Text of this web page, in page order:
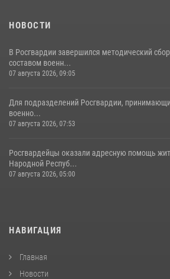
НОВОСТИ
В Росгвардии завершился методический
составом военн...
07 августа 2026, 09:05
Для подразделений Росгвардии,
военно...
07 августа 2026, 07:53
Росгвардейцы оказали адресную помощь
Народной Респуб...
07 августа 2026, 05:00
НАВИГАЦИЯ
Главная
Новости